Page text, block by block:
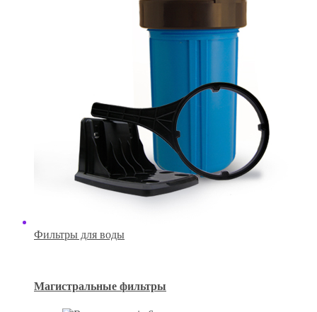
Фильтры для воды
Магистральные фильтры